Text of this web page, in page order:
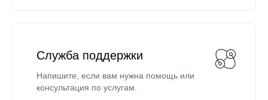
Служба поддержки
Напишите, если вам нужна помощь или
консультация по услугам.